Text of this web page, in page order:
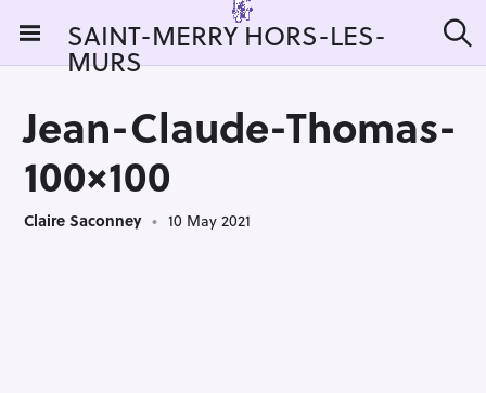
i
SAINT-MERRY HORS-LES-
MURS e
Jean-Claude-Thomas-
100×100
Claire Saconney 10 May 2021